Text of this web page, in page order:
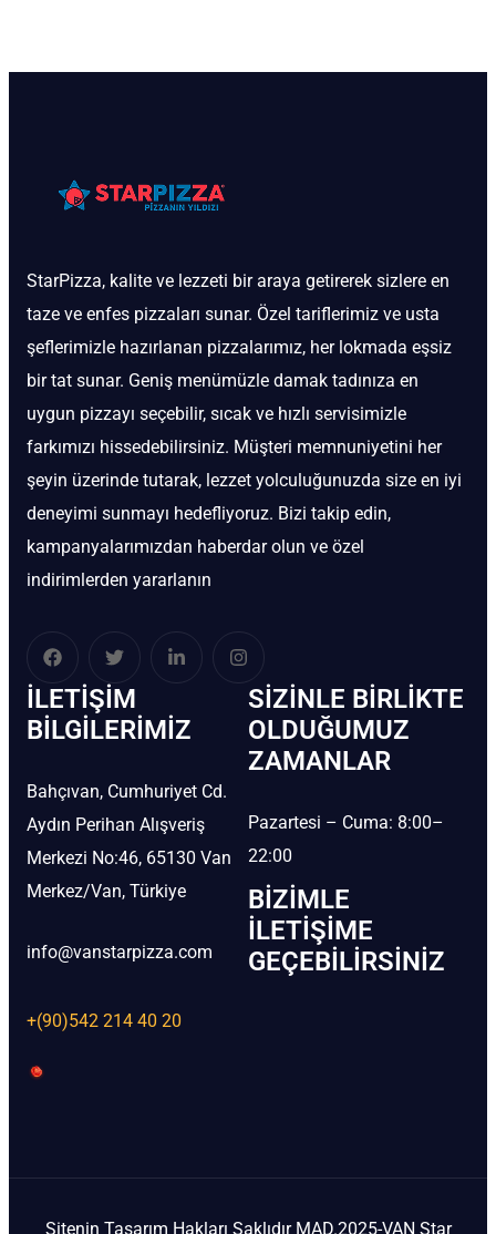
StarPizza, kalite ve lezzeti bir araya getirerek sizlere en
taze ve enfes pizzaları sunar. Özel tariflerimiz ve usta
şeflerimizle hazırlanan pizzalarımız, her lokmada eşsiz
bir tat sunar. Geniş menümüzle damak tadınıza en
uygun pizzayı seçebilir, sıcak ve hızlı servisimizle
farkımızı hissedebilirsiniz. Müşteri memnuniyetini her
şeyin üzerinde tutarak, lezzet yolculuğunuzda size en iyi
deneyimi sunmayı hedefliyoruz. Bizi takip edin,
kampanyalarımızdan haberdar olun ve özel
indirimlerden yararlanın
İLETIŞIM
BİLGILERIMIZ
Bahçıvan, Cumhuriyet Cd.
Aydın Perihan Alışveriş
Merkezi No:46, 65130 Van
Merkez/Van, Türkiye
info@vanstarpizza.com
+(90)542 214 40 20
SIZINLE BIRLIKTE
OLDUĞUMUZ
ZAMANLAR
Pazartesi – Cuma: 8:00–
22:00
BIZIMLE
İLETIŞIME
GEÇEBILIRSINIZ
Sitenin Tasarım Hakları Saklıdır MAD.2025-VAN Star